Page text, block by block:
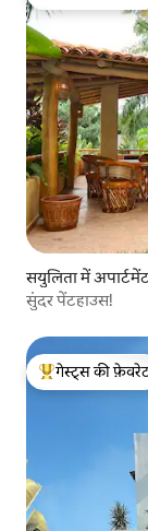
सयुलिता में
सुंदर पेंटहाउस!
गेस्ट्स का टॉप
गेस्ट्स की